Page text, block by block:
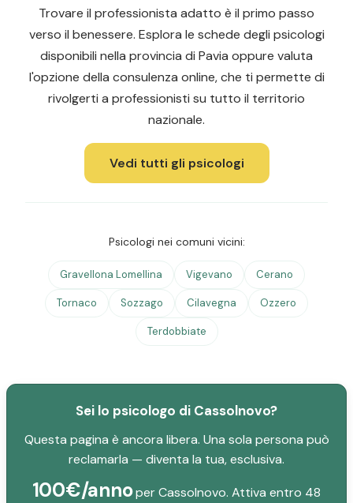
Trovare il professionista adatto è il primo passo
verso il benessere. Esplora le schede degli psicologi
disponibili nella provincia di Pavia oppure valuta
l'opzione della consulenza online, che ti permette di
rivolgerti a professionisti su tutto il territorio
nazionale.
Vedi tutti gli psicologi
Psicologi nei comuni vicini:
Gravellona Lomellina Vigevano Cerano
Tornaco Sozzago Cilavegna Ozzero
Terdobbiate
Sei lo psicologo di Cassolnovo?
Questa pagina è ancora libera. Una sola persona può
reclamarla — diventa la tua, esclusiva.
100€/annoper Cassolnovo. Attiva entro 48